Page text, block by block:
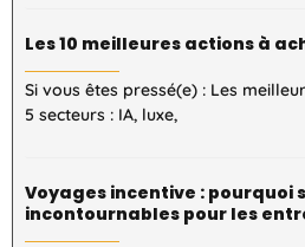
Les 10 meilleures actions à
Si vous êtes pressé(e) : Les
5 secteurs : IA, luxe,
Voyages incentive : pourquoi
incontournables pour les